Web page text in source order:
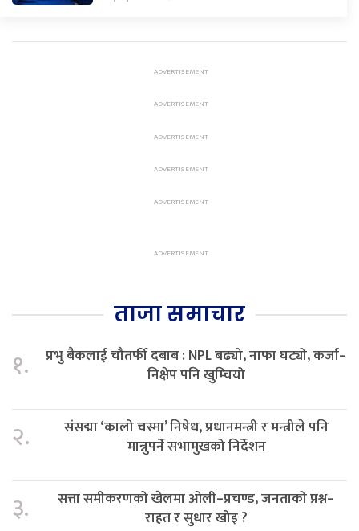
ताजा समाचार
१.
प्रभु बैंकलाई चौतर्फी दबाब : NPL बढ्यो, नाफा घट्यो, कर्जा–
निक्षेप पनि खुम्चियो
२.
संसद्मा ‘कालो चस्मा’ निषेध, प्रधानमन्त्री र मन्त्रीले पनि
मान्नुपर्ने सभामुखको निर्देशन
३.
सत्ता समीकरणको खेलमा ओली–प्रचण्ड, जनताको प्रश्न–
राहत र सुधार खोइ ?